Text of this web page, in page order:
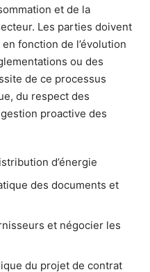
et de la
Les parties doivent
fonction de l’évolution
ou des
de ce processus
du respect des
proactive des
d’énergie
des documents et
et négocier les
du projet de contrat